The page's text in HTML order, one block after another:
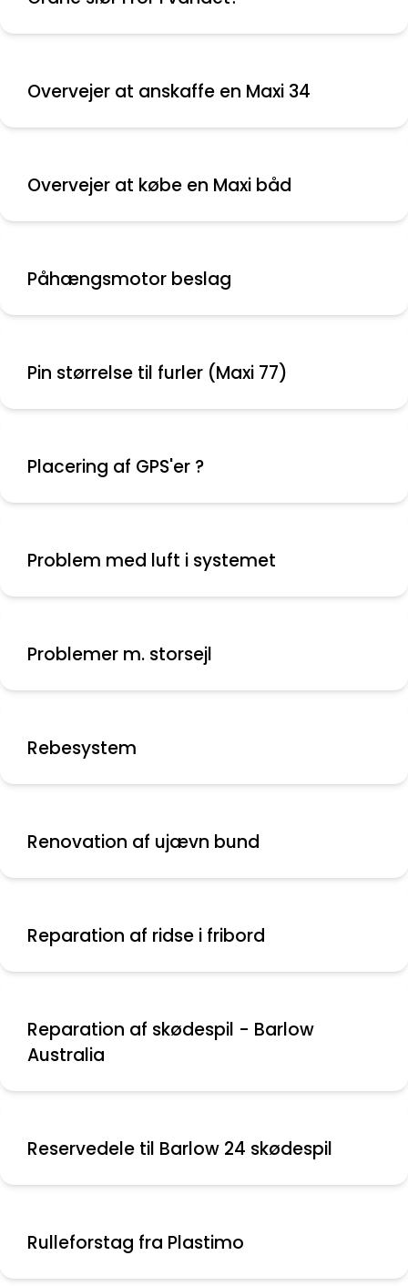
Overvejer at anskaffe en Maxi 34
Overvejer at købe en Maxi båd
Påhængsmotor beslag
Pin størrelse til furler (Maxi 77)
Placering af GPS'er ?
Problem med luft i systemet
Problemer m. storsejl
Rebesystem
Renovation af ujævn bund
Reparation af ridse i fribord
Reparation af skødespil - Barlow
Australia
Reservedele til Barlow 24 skødespil
Rulleforstag fra Plastimo